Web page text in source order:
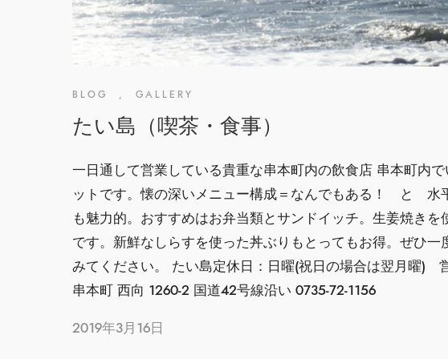
BLOG GALLERY
たい島（喫茶・食事）
一日通して営業している貴重な串本町内の飲食店 串本町内
ットです。懐の深いメニュー構成＝なんでもある！ と 水
も魅力的。おすすめはお弁当類とサンドイッチ。生姜焼きを
です。新鮮なしらすを使った丼ぶりもとってもお得。ぜひ
みてください。 たい島定休日：日曜(祝日の場合は翌月曜)
串本町 西向 1260-2 国道42号線沿い 0735-72-1156
2019年3月16日